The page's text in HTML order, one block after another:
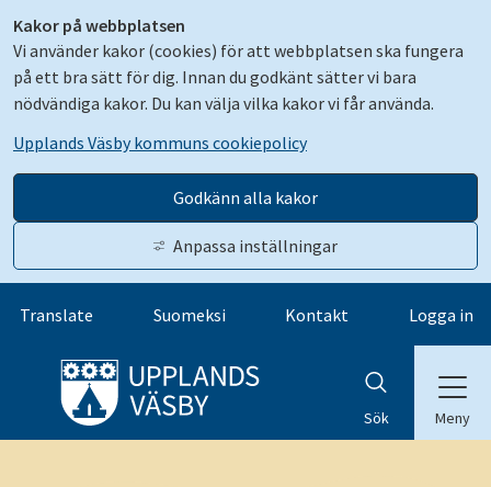
Kakor på webbplatsen
Vi använder kakor (cookies) för att webbplatsen ska fungera
på ett bra sätt för dig. Innan du godkänt sätter vi bara
nödvändiga kakor. Du kan välja vilka kakor vi får använda.
Upplands Väsby kommuns cookiepolicy
Godkänn alla kakor
Anpassa inställningar
Gå till innehåll
Translate Suomeksi Kontakt Logga in
Sök Meny